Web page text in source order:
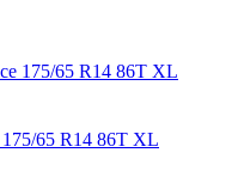
65 R14 86T XL